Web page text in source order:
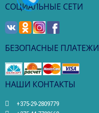
СОЦИАЛЬНЫЕ СЕТИ
БЕЗОПАСНЫЕ ПЛАТЕЖИ
НАШИ КОНТАКТЫ
+375-29-2809779